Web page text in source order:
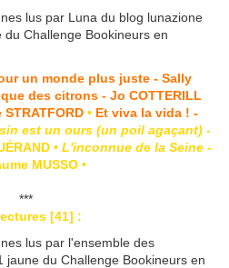
un monde plus juste - Sally
des citrons - Jo COTTERILL
• Et viva la vida ! -
est un ours (un poil agaçant) -
• L'inconnue de la Seine-
MUSSO •
***
[41] :